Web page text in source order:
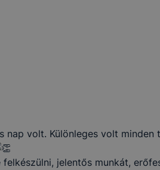
nap volt. Különleges volt
felkészülni, jelentős munkát,